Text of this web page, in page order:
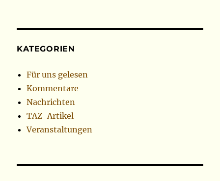
KATEGORIEN
Für uns gelesen
Kommentare
Nachrichten
TAZ-Artikel
Veranstaltungen